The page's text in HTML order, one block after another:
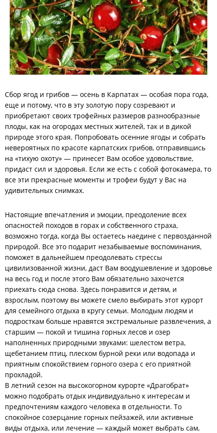
Сбор ягод и грибов — осень в Карпатах — особая пора года,
еще и потому, что в эту золотую пору созревают и
приобретают своих трофейных размеров разнообразные
плоды, как на огородах местных жителей, так и в дикой
природе этого края. Попробовать осенние ягоды и собрать
невероятных по красоте карпатских грибов, отправившись
на «тихую охоту» — принесет Вам особое удовольствие,
придаст сил и здоровья. Если же есть с собой фотокамера, то
все эти прекрасные моменты и трофеи будут у Вас на
удивительных снимках.
Настоящие впечатления и эмоции, преодоление всех
опасностей походов в горах и собственного страха,
возможно тогда, когда Вы остаетесь наедине с первозданной
природой. Все это подарит незабываемые воспоминания,
поможет в дальнейшем преодолевать стрессы
цивилизованной жизни, даст Вам воодушевление и здоровье
на весь год и после этого Вам обязательно захочется
приехать сюда снова. Здесь понравится и детям, и
взрослым, поэтому вы можете смело выбирать этот курорт
для семейного отдыха в кругу семьи. Молодым людям и
подросткам больше нравятся экстремальные развлечения, а
старшим — покой и тишина горных лесов и озер
наполненных природными звуками: шелестом ветра,
щебетанием птиц, плеском бурной реки или водопада и
приятным спокойствием горного озера с его приятной
прохладой.
В летний сезон на высокогорном курорте «Драгобрат»
можно подобрать отдых индивидуально к интересам и
предпочтениям каждого человека в отдельности. То
спокойное созерцание горных пейзажей, или активные
виды отдыха, или лечение — каждый может выбрать сам,